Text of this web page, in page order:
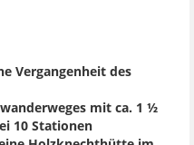
Vergangenheit des
mit ca. 1 ½
10 Stationen